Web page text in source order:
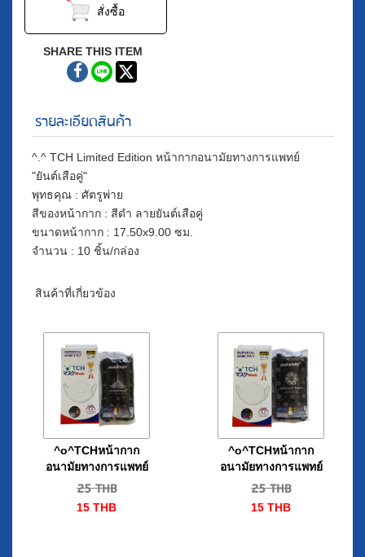
สั่งซื้อ
SHARE THIS ITEM
รายละเอียดสินค้า
^.^ TCH Limited Edition หน้ากากอนามัยทางการแพทย์
"ยันต์เสือคู่"
พุทธคุณ : ศัตรูพ่าย
สีของหน้ากาก : สีดำ ลายยันต์เสือคู่
ขนาดหน้ากาก : 17.50x9.00 ซม.
จำนวน : 10 ชิ้น/กล่อง
สินค้าที่เกี่ยวข้อง
^o^TCHหน้ากาก
อนามัยทางการแพทย์
ลายยันต์เก้า
25THB
15 THB
^o^TCHหน้ากาก
อนามัยทางการแพทย์
ลายยันต์แปด
25THB
15 THB